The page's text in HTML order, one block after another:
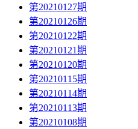
第20210127期
第20210126期
第20210122期
第20210121期
第20210120期
第20210115期
第20210114期
第20210113期
第20210108期